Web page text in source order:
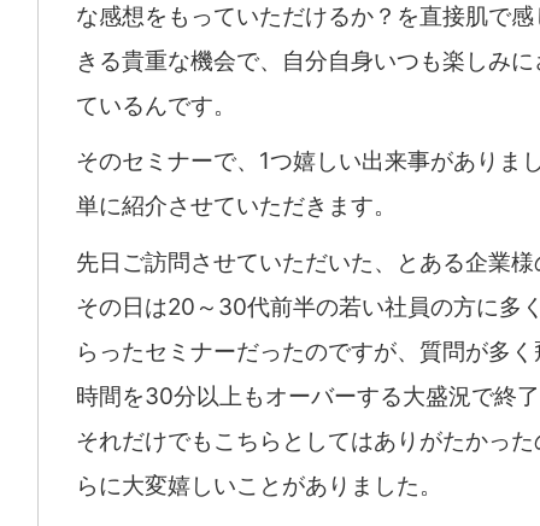
な感想をもっていただけるか？を直接肌で
きる貴重な機会で、自分自身いつも楽しみ
ているんです。
そのセミナーで、1つ嬉しい出来事がありま
単に紹介させていただきます。
先日ご訪問させていただいた、とある企業
その日は20～30代前半の若い社員の方に多
らったセミナーだったのですが、質問が多
時間を30分以上もオーバーする大盛況で終
それだけでもこちらとしてはありがたかっ
らに大変嬉しいことがありました。